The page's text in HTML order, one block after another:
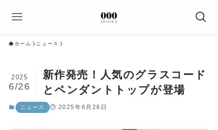
ホーム ニュース
新作発売！人気のグラスコード
とペンダントトップが登場
2025
6/26
ニュース 2025年6月26日